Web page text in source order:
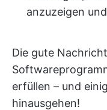
anzuzeigen
Die gute
erfüllen – und
hinausgehen!